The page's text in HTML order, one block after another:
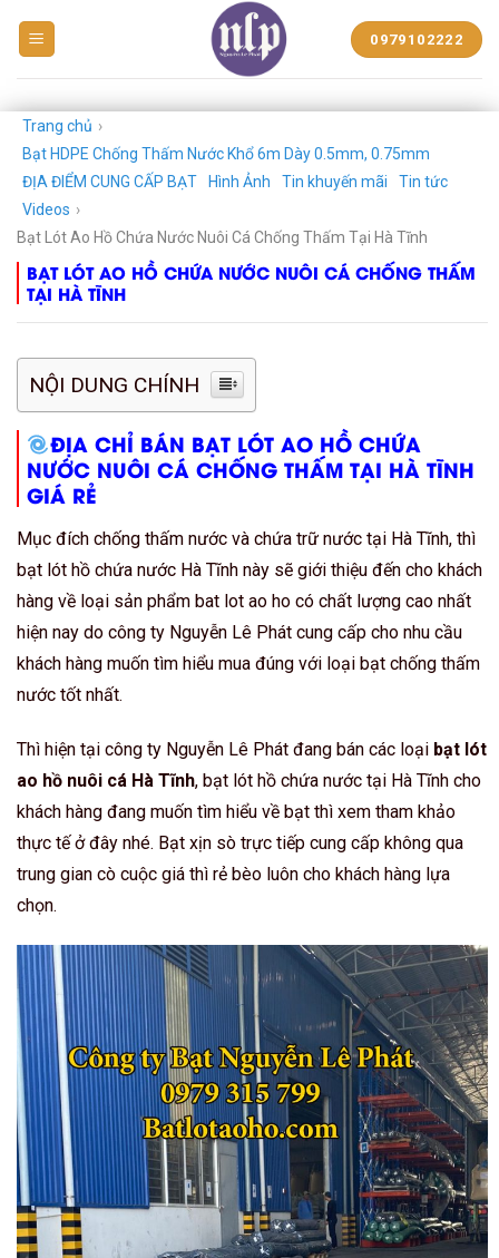
NHỰA
PHÁT
0979102222
Trang chủ ›
Bạt HDPE Chống Thấm Nước Khổ 6m Dày 0.5mm, 0.75mm
ĐỊA ĐIỂM CUNG CẤP BẠT
Hình Ảnh Tin khuyến mãi
Tin tức
Videos ›
Bạt Lót Ao Hồ Chứa Nước Nuôi Cá Chống Thấm Tại Hà Tĩnh
BẠT LÓT AO HỒ CHỨA NƯỚC NUÔI CÁ CHỐNG THẤM
TẠI HÀ TĨNH
NỘI DUNG CHÍNH
ĐỊA CHỈ BÁN BẠT LÓT AO HỒ CHỨA
NƯỚC NUÔI CÁ CHỐNG THẤM TẠI HÀ TĨNH
GIÁ RẺ
Mục đích chống thấm nước và chứa trữ nước tại Hà Tĩnh, thì
bạt lót hồ chứa nước Hà Tĩnh này sẽ giới thiệu đến cho khách
hàng về loại sản phẩm bat lot ao ho có chất lượng cao nhất
hiện nay do công ty Nguyễn Lê Phát cung cấp cho nhu cầu
khách hàng muốn tìm hiểu mua đúng với loại bạt chống thấm
nước tốt nhất.
Thì hiện tại công ty Nguyễn Lê Phát đang bán các loại bạt lót
ao hồ nuôi cá Hà Tĩnh, bạt lót hồ chứa nước tại Hà Tĩnh cho
khách hàng đang muốn tìm hiểu về bạt thì xem tham khảo
thực tế ở đây nhé. Bạt xịn sò trực tiếp cung cấp không qua
trung gian cò cuộc giá thì rẻ bèo luôn cho khách hàng lựa
chọn.